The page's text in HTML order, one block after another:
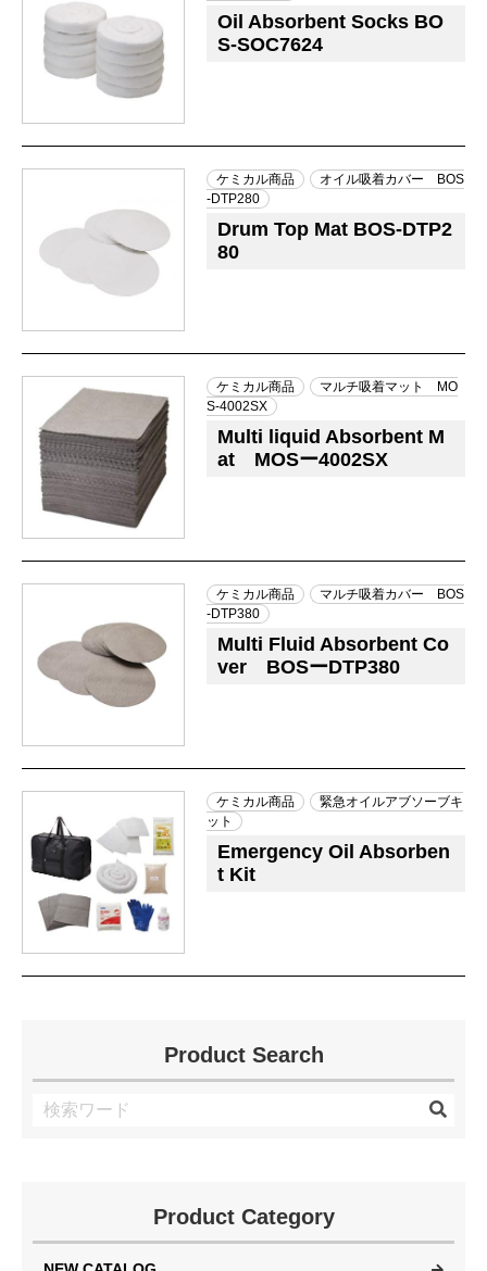
Product Search
Product Category
Oil Absorbent Socks BO
S-SOC7624
ケミカル商品
オイル吸着カバー BOS
-DTP280
Drum Top Mat BOS-DTP2
80
ケミカル商品
マルチ吸着マット MO
S-4002SX
Multi liquid Absorbent M
at MOSー4002SX
ケミカル商品
マルチ吸着カバー BOS
-DTP380
Multi Fluid Absorbent Co
ver BOSーDTP380
ケミカル商品
緊急オイルアブソーブキ
ット
Emergency Oil Absorben
t Kit